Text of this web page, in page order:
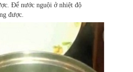
Để nước nguội ở nhiệt độ
được.